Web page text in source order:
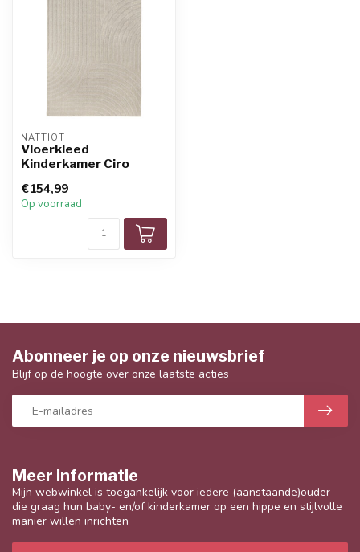
NATTIOT
Vloerkleed
Kinderkamer Ciro
€154,99
Op voorraad
Meer informatie
Mijn webwinkel is toegankelijk voor iedere (aanstaande)ouder
die graag hun baby- en/of kinderkamer op een hippe en stijlvolle
manier willen inrichten
Abonneer je op onze nieuwsbrief
Blijf op de hoogte over onze laatste acties